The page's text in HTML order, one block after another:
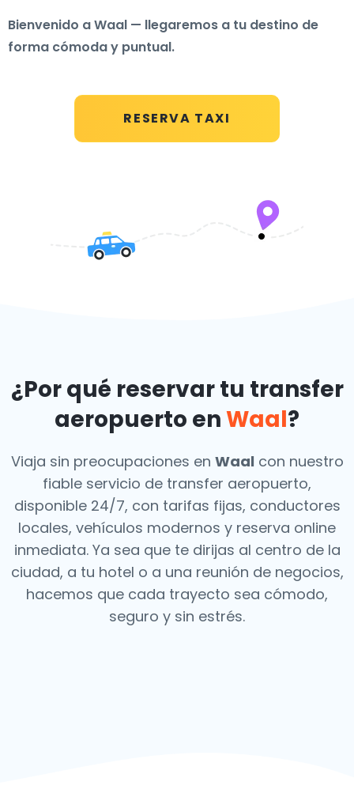
RESERVA TAXI
Bienvenido a Waal — llegaremos a tu destino de
forma cómoda y puntual.
¿Por qué reservar tu transfer
aeropuerto enWaal?
Viaja sin preocupaciones en Waal con nuestro
fiable servicio de transfer aeropuerto,
disponible 24/7, con tarifas fijas, conductores
locales, vehículos modernos y reserva online
inmediata. Ya sea que te dirijas al centro de la
ciudad, a tu hotel o a una reunión de negocios,
hacemos que cada trayecto sea cómodo,
seguro y sin estrés.